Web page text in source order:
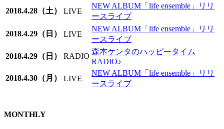
2018.4.28（土） LIVE
NEW ALBUM「life ensemble」リリ
ースライブ
2018.4.29（日） LIVE
NEW ALBUM「life ensemble」リリ
ースライブ
2018.4.29（日）
RADIO
森本ケンタのハッピータイム
RADIO♪
2018.4.30（月）
LIVE
NEW ALBUM「life ensemble」リリ
ースライブ
MONTHLY